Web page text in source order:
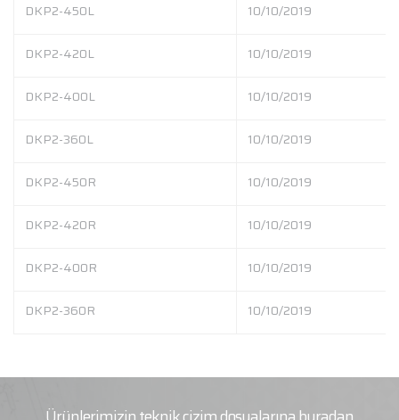
DKP2-450L
10/10/2019
DKP2-420L 10/10/2019
DKP2-400L 10/10/2019
DKP2-360L 10/10/2019
DKP2-450R 10/10/2019
DKP2-420R 10/10/2019
DKP2-400R 10/10/2019
DKP2-360R 10/10/2019